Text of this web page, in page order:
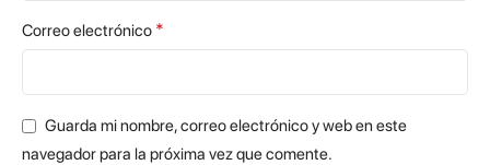
Correo electrónico *
Guarda mi nombre, correo electrónico y web en este
navegador para la próxima vez que comente.